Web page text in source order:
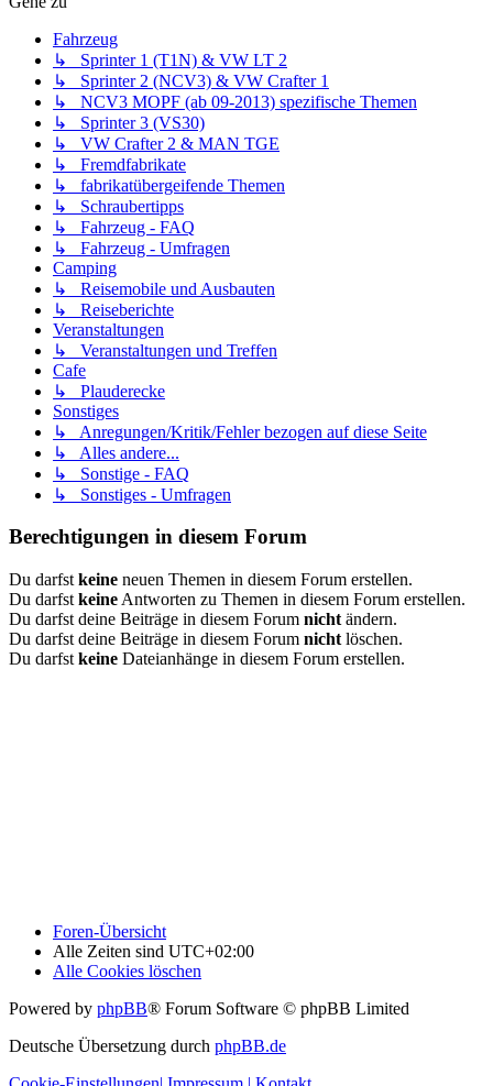
Fahrzeug
↳ Sprinter 1 (T1N) & VW LT 2
↳ Sprinter 2 (NCV3) & VW Crafter 1
↳ NCV3 MOPF (ab 09-2013) spezifische Themen
↳ Sprinter 3 (VS30)
↳ VW Crafter 2 & MAN TGE
↳ Fremdfabrikate
↳ fabrikatübergeifende Themen
↳ Schraubertipps
↳ Fahrzeug - FAQ
↳ Fahrzeug - Umfragen
Camping
↳ Reisemobile und Ausbauten
↳ Reiseberichte
Veranstaltungen
↳ Veranstaltungen und Treffen
Cafe
↳ Plauderecke
Sonstiges
↳ Anregungen/Kritik/Fehler bezogen auf diese Seite
↳ Alles andere...
↳ Sonstige - FAQ
↳ Sonstiges - Umfragen
Berechtigungen in diesem Forum
Du darfst keine neuen Themen in diesem Forum erstellen.
Du darfst keine Antworten zu Themen in diesem Forum erstellen.
Du darfst deine Beiträge in diesem Forum nicht ändern.
Du darfst deine Beiträge in diesem Forum nicht löschen.
Du darfst keine Dateianhänge in diesem Forum erstellen.
Foren-Übersicht
Alle Zeiten sind UTC+02:00
Alle Cookies löschen
Powered by phpBB® Forum Software © phpBB Limited
Deutsche Übersetzung durch phpBB.de